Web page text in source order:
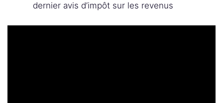
dernier avis d’impôt sur les revenus